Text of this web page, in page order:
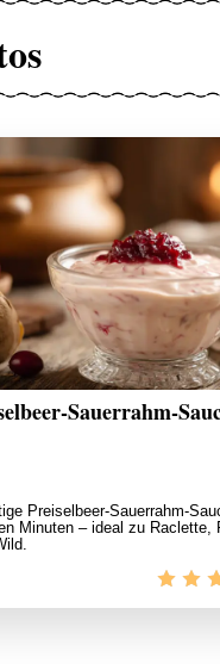
Sauerrahm-
Minuten – ideal zu Raclette,